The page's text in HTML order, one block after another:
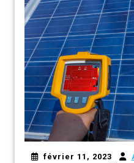
février 11, 2023